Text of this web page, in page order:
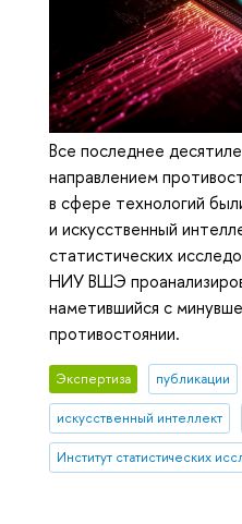
Все последнее
направлением
в сфере технологий
и искусственный
статистических
НИУ ВШЭ
наметившийся с
противостоянии.
Экспертиза публикации
искусственный интеллект
Институт статистических